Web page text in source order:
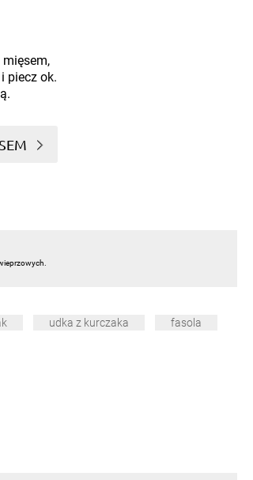
piecz ok.
udka z kurczaka
fasola